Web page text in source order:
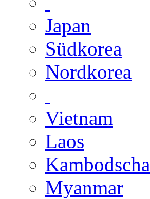
Japan
Südkorea
Nordkorea
Vietnam
Laos
Kambodscha
Myanmar